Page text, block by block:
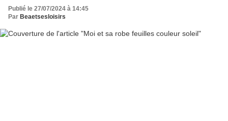
Publié le 27/07/2024 à 14:45
Par Beaetsesloisirs